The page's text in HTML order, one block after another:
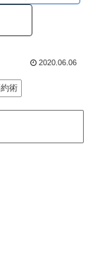
2020.06.06
術